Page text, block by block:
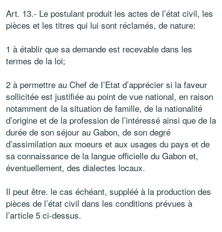
Art. 13.- Le postulant produit les actes de l’état civil, les
pièces et les titres qui lui sont réclamés, de nature:
1 à établir que sa demande est recevable dans les
termes de la loi;
2 à permettre au Chef de I’Etat d’apprécier si la faveur
sollicitée est justifiée au point de vue national, en raison
notamment de la situation de famille, de la nationalité
d’origine et de la profession de l’intéressé ainsi que de la
durée de son séjour au Gabon, de son degré
d’assimilation aux moeurs et aux usages du pays et de
sa connaissance de la langue officielle du Gabon et,
éventuellement, des dialectes locaux.
Il peut être. le cas échéant, suppléé à la production des
pièces de l’état civil dans les conditions prévues à
l’article 5 ci-dessus.